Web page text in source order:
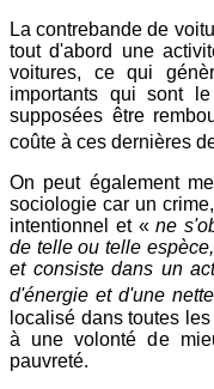
La contrebande de
tout d'abord une
voitures, ce qui
importants qui sont
supposées être
coûte à ces dernières
On peut également
sociologie car un
intentionnel et «ne
de telle ou telle
et consiste dans un
d'énergie et d'une
localisé dans toutes
à une volonté de
pauvreté.